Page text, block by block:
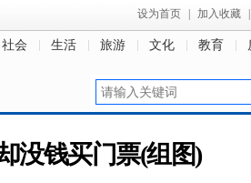
设为首页 加入收藏
社会 生活 旅游 文化 教育
没钱买门票(组图)